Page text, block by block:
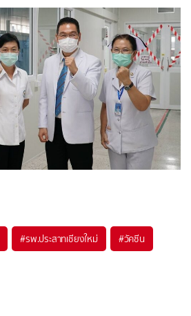
#รพ.ประสาทเชียงใหม่ #วัคซีน